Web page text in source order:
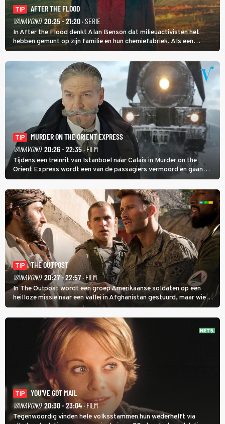
TIP
AFTER THE FLOOD
VANAVOND 20:25 - 21:20· SERIE
In After the Flood denkt Alan Benson dat milieuactivisten het
hebben gemunt op zijn familie en hun chemiefabriek. Als een
brandende boodschap in het veen de boel op scherp zet, besluit
Jo Marshall de jonge Finn Allen aan de tand te voelen.
TIP
MURDER ON THE ORIENT EXPRESS
VANAVOND 20:26 - 22:35· FILM
Tijdens een treinrit van Istanboel naar Calais in Murder on the
Orient Express wordt een van de passagiers vermoord en gaan
detective Hercule Poirot en zijn snor uitzoeken wie van de andere
treinreizigers de dader is.
TIP
THE OUTPOST
VANAVOND 20:27 - 22:57· FILM
In The Outpost wordt een groep Amerikaanse soldaten op een
heilloze missie naar een vallei in Afghanistan gestuurd, maar wie
overleeft daar een aanval?
TIP
YOU'VE GOT MAIL
VANAVOND 20:30 - 23:04· FILM
Tegenwoordig vinden hele volksstammen hun wederhelft via